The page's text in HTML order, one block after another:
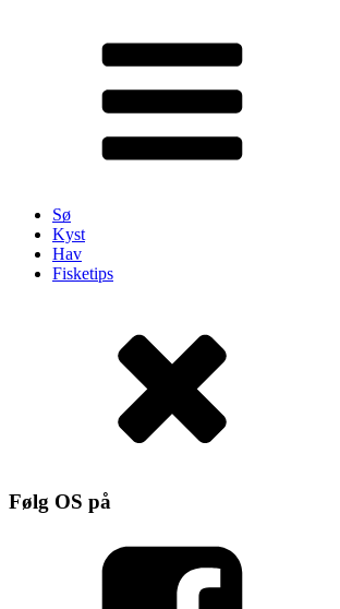
Sø
Kyst
Hav
Fisketips
Følg OS på